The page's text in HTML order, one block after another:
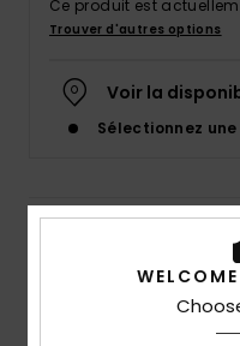
Ce produit est
Trouver d'autres options
Voir la
Sélectionnez
Details &
T-shirt Noir Homme